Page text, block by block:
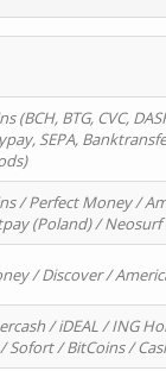
BTG, CVC,
SEPA,
/ Perfect Money /
(Poland) /
/ Discover /
/ iDEAL / ING
Sofort / BitCoins /